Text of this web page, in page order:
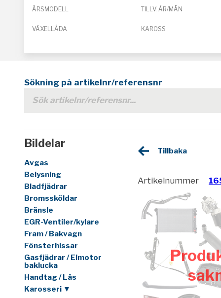
ÅRSMODELL TILLV. ÅR/MÅN
VÄXELLÅDA KAROSS
Sökning på artikelnr/referensnr
Bildelar
Avgas
Belysning
Bladfjädrar
Bromssköldar
Bränsle
EGR-Ventiler/kylare
Fram / Bakvagn
Fönsterhissar
Gasfjädrar / Elmotor
baklucka
Handtag / Lås
Karosseri ▼
Tillbaka
Artikelnummer